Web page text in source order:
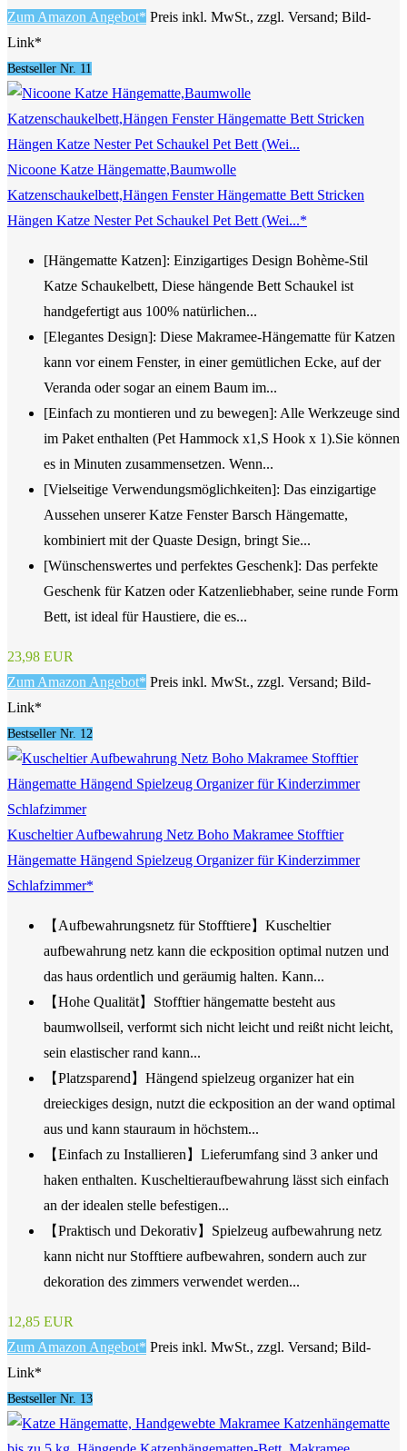
Zum Amazon Angebot* Preis inkl. MwSt., zzgl. Versand; Bild-
Link*
Bestseller Nr. 11
Nicoone Katze Hängematte,Baumwolle
Katzenschaukelbett,Hängen Fenster Hängematte Bett Stricken
Hängen Katze Nester Pet Schaukel Pet Bett (Wei...*
[Hängematte Katzen]: Einzigartiges Design Bohème-Stil
Katze Schaukelbett, Diese hängende Bett Schaukel ist
handgefertigt aus 100% natürlichen...
[Elegantes Design]: Diese Makramee-Hängematte für Katzen
kann vor einem Fenster, in einer gemütlichen Ecke, auf der
Veranda oder sogar an einem Baum im...
[Einfach zu montieren und zu bewegen]: Alle Werkzeuge sind
im Paket enthalten (Pet Hammock x1,S Hook x 1).Sie können
es in Minuten zusammensetzen. Wenn...
[Vielseitige Verwendungsmöglichkeiten]: Das einzigartige
Aussehen unserer Katze Fenster Barsch Hängematte,
kombiniert mit der Quaste Design, bringt Sie...
[Wünschenswertes und perfektes Geschenk]: Das perfekte
Geschenk für Katzen oder Katzenliebhaber, seine runde Form
Bett, ist ideal für Haustiere, die es...
23,98 EUR
Zum Amazon Angebot* Preis inkl. MwSt., zzgl. Versand; Bild-
Link*
Bestseller Nr. 12
Kuscheltier Aufbewahrung Netz Boho Makramee Stofftier
Hängematte Hängend Spielzeug Organizer für Kinderzimmer
Schlafzimmer*
【Aufbewahrungsnetz für Stofftiere】Kuscheltier
aufbewahrung netz kann die eckposition optimal nutzen und
das haus ordentlich und geräumig halten. Kann...
【Hohe Qualität】Stofftier hängematte besteht aus
baumwollseil, verformt sich nicht leicht und reißt nicht leicht,
sein elastischer rand kann...
【Platzsparend】Hängend spielzeug organizer hat ein
dreieckiges design, nutzt die eckposition an der wand optimal
aus und kann stauraum in höchstem...
【Einfach zu Installieren】Lieferumfang sind 3 anker und
haken enthalten. Kuscheltieraufbewahrung lässt sich einfach
an der idealen stelle befestigen...
【Praktisch und Dekorativ】Spielzeug aufbewahrung netz
kann nicht nur Stofftiere aufbewahren, sondern auch zur
dekoration des zimmers verwendet werden...
12,85 EUR
Zum Amazon Angebot* Preis inkl. MwSt., zzgl. Versand; Bild-
Link*
Bestseller Nr. 13